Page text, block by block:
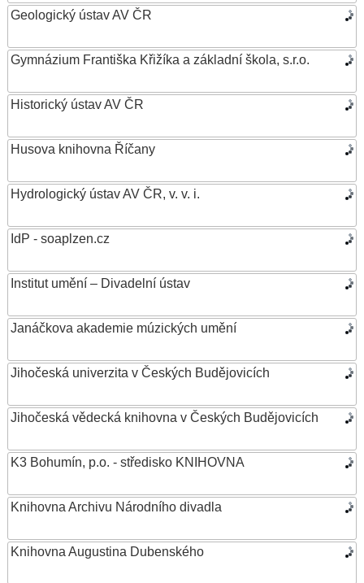
Geologický ústav AV ČR
Gymnázium Františka Křižíka a základní škola, s.r.o.
Historický ústav AV ČR
Husova knihovna Říčany
Hydrologický ústav AV ČR, v. v. i.
IdP - soaplzen.cz
Institut umění – Divadelní ústav
Janáčkova akademie múzických umění
Jihočeská univerzita v Českých Budějovicích
Jihočeská vědecká knihovna v Českých Budějovicích
K3 Bohumín, p.o. - středisko KNIHOVNA
Knihovna Archivu Národního divadla
Knihovna Augustina Dubenského